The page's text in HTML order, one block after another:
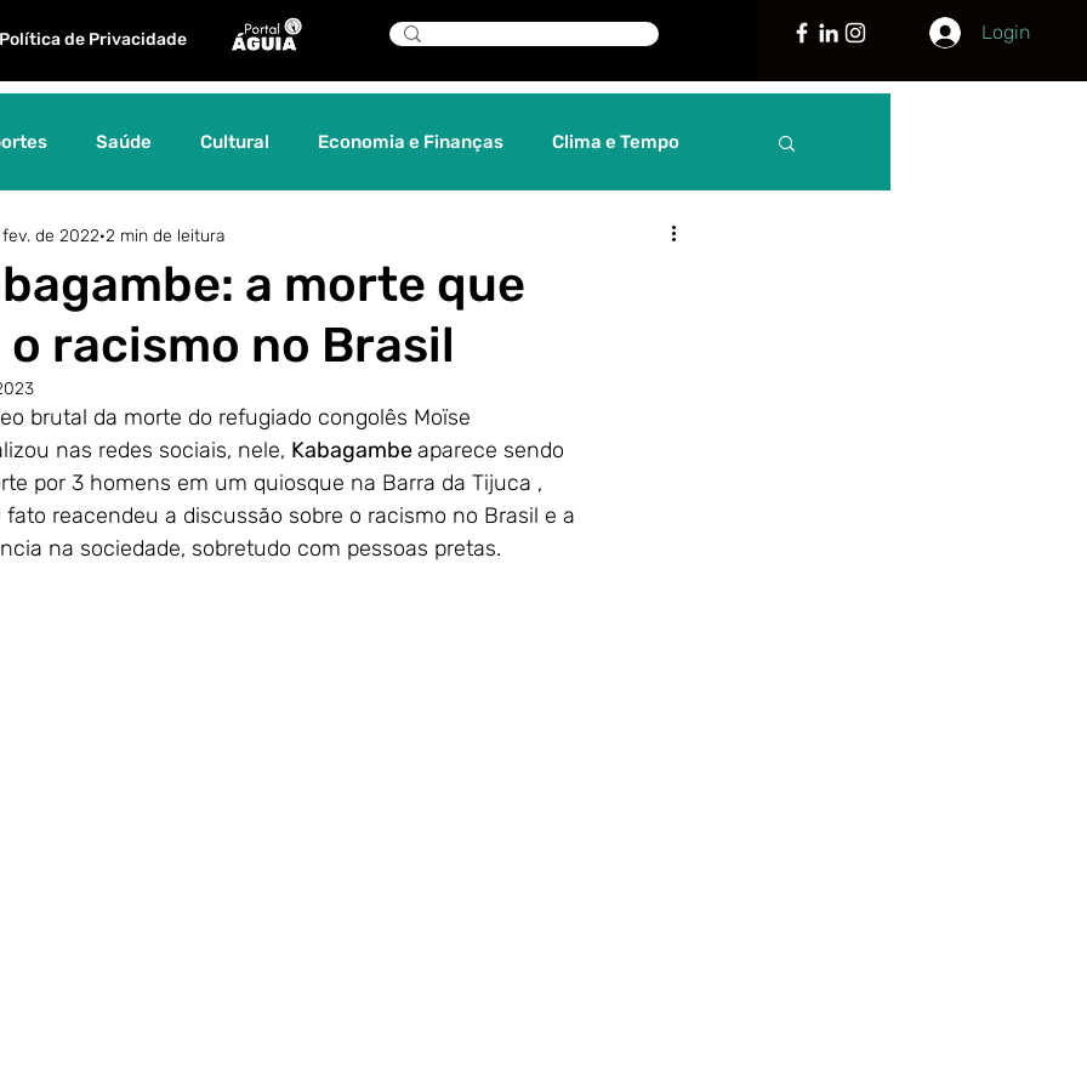
Política de Privacidade Login
Saúde Cultural Economia e Finanças Clima e Tempo
Tecnologia Sociedade Curiosidades
Comunicação Turismo Cinema
Águia indica Gênero Diplomacia Relações Internacionais
a morte que
racismo no Brasil
de 2022 2 min de leitura
brutal da morte do refugiado congolês Moïse
nas redes sociais, nele, Kabagambe aparece sendo
por 3 homens em um quiosque na Barra da Tijuca ,
fato reacendeu a discussão sobre o racismo no Brasil e a
na sociedade, sobretudo com pessoas pretas.